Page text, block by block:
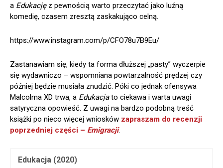
a Edukację z pewnością warto przeczytać jako luźną
komedię, czasem zresztą zaskakująco celną.
https://www.instagram.com/p/CFO78u7B9Eu/
Zastanawiam się, kiedy ta forma dłuższej „pasty” wyczerpie
się wydawniczo – wspomniana powtarzalność prędzej czy
później będzie musiała znudzić. Póki co jednak ofensywa
Malcolma XD trwa, a Edukacjato ciekawa i warta uwagi
satyryczna opowieść. Z uwagi na bardzo podobną treść
książki po nieco więcej wniosków zapraszam do recenzji
poprzedniej części – Emigracji.
Edukacja (2020)